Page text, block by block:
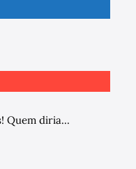
Quem diria...